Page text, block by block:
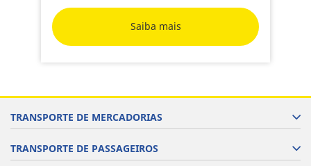
Saiba mais
TRANSPORTE DE MERCADORIAS
TRANSPORTE DE PASSAGEIROS